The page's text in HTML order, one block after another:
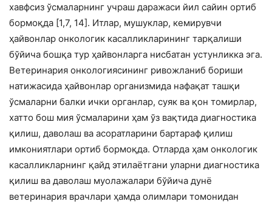
хавфсиз ўсмаларнинг учраш даражаси йил сайин ортиб
бормоқда [1,7, 14]. Итлар, мушуклар, кемирувчи
ҳайвонлар онкологик касалликларининг тарқалиши
бўйича бошқа тур ҳайвонларга нисбатан устунликка эга.
Ветеринария онкологиясининг ривожланиб бориши
натижасида ҳайвонлар организмида нафақат ташқи
ўсмаларни балки ички органлар, суяк ва қон томирлар,
хатто бош мия ўсмаларини ҳам ўз вақтида диагностика
қилиш, даволаш ва асоратларини бартараф қилиш
имкониятлари ортиб бормоқда. Отларда ҳам онкологик
касалликларнинг қайд этилаётгани уларни диагностика
қилиш ва даволаш муолажалари бўйича дунё
ветеринария врачлари ҳамда олимлари томонидан